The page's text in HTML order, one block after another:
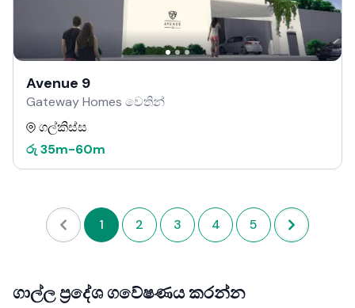
Avenue 9
Gateway Homes වෙතින්
ගල්කිස්ස
රු 35m-60m
1 2 3 4 5
ගාල්ල ප්‍රදේශ ගවේෂණය කරන්න